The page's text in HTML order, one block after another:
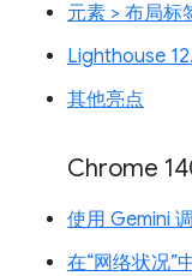
元素 > 布局标
Lighthouse
其他亮点
Chrome
使用 Gemini
在“网络状况”